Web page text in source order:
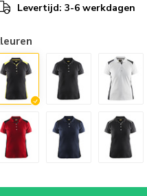
Levertijd: 3-6 werkdagen